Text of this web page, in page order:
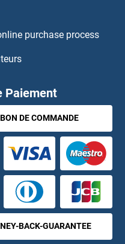
ELISA
ELISA
ELISA
ELISA
purchase process
Paiement
BON DE COMMANDE
BACK-GUARANTEE